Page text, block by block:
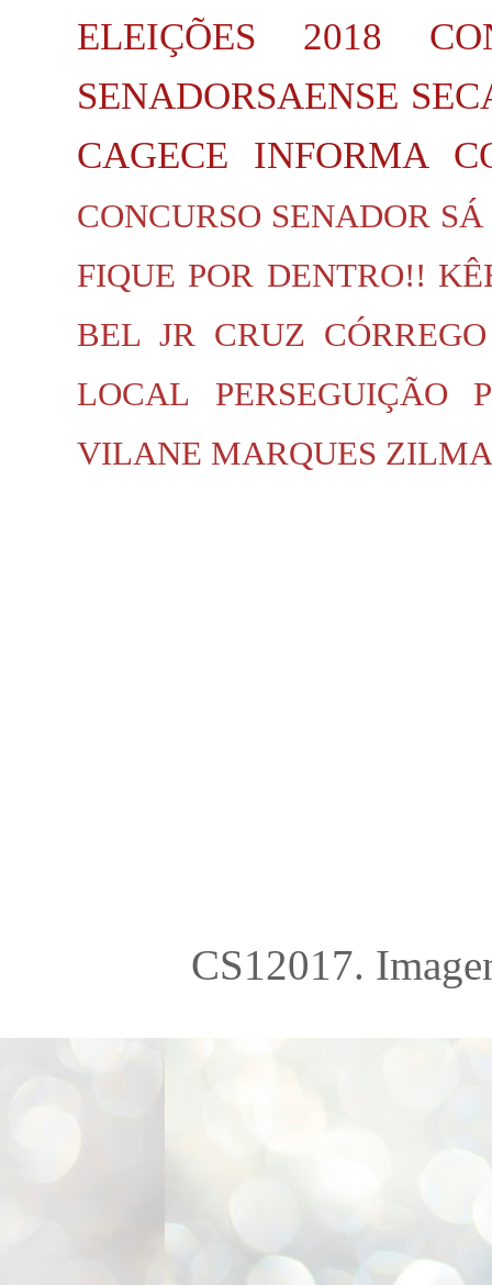
ELEIÇÕES 2018
SENADORSAENSE
CAGECE INFORMA
CONCURSO SENADOR SÁ
FIQUE POR DENTRO!!
BEL JR CRUZ CÓRREGO
LOCAL
PERSEGUIÇÃO
VILANE MARQUES
CS12017.